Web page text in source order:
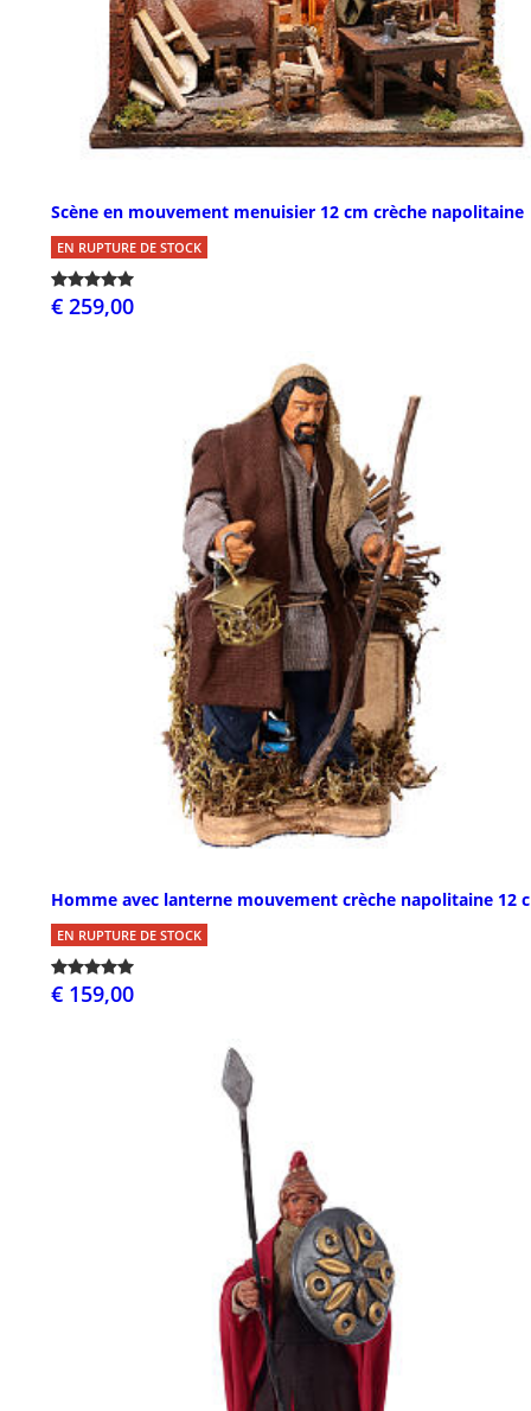
Scène en mouvement menuisier 12 cm crèche napolitaine
EN RUPTURE DE STOCK
€ 259,00
Homme avec lanterne mouvement crèche napolitaine 12
EN RUPTURE DE STOCK
€ 159,00